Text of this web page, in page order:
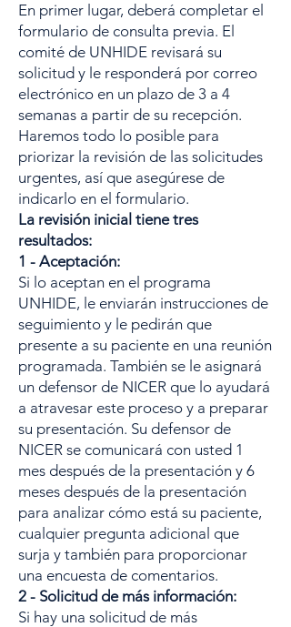
En primer lugar, deberá completar el
formulario de consulta previa. El
comité de UNHIDE revisará su
solicitud y le responderá por correo
electrónico en un plazo de 3 a 4
semanas a partir de su recepción.
Haremos todo lo posible para
priorizar la revisión de las solicitudes
urgentes, así que asegúrese de
indicarlo en el formulario.
La revisión inicial tiene tres
resultados:
1 - Aceptación:
Si lo aceptan en el programa
UNHIDE, le enviarán instrucciones de
seguimiento y le pedirán que
presente a su paciente en una reunión
programada. También se le asignará
un defensor de NICER que lo ayudará
a atravesar este proceso y a preparar
su presentación. Su defensor de
NICER se comunicará con usted 1
mes después de la presentación y 6
meses después de la presentación
para analizar cómo está su paciente,
cualquier pregunta adicional que
surja y también para proporcionar
una encuesta de comentarios.
2 - Solicitud de más información:
Si hay una solicitud de más